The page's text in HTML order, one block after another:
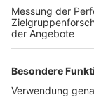
aber auch
Optionen.
Dacherker
dem gleichen
sein: Hier ist